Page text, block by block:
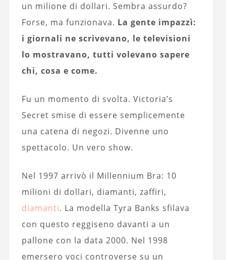
un milione di dollari. Sembra assurdo?
Forse, ma funzionava. La gente impazzì:
i giornali ne scrivevano, le televisioni
lo mostravano, tutti volevano sapere
chi, cosa e come.
Fu un momento di svolta. Victoria’s
Secret smise di essere semplicemente
una catena di negozi. Divenne uno
spettacolo. Un vero show.
Nel 1997 arrivò il Millennium Bra: 10
milioni di dollari, diamanti, zaffiri,
diamanti. La modella Tyra Banks sfilava
con questo reggiseno davanti a un
pallone con la data 2000. Nel 1998
emersero voci controverse su un